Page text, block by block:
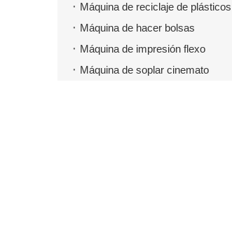
Máquina de reciclaje de plásticos
Máquina de hacer bolsas
Máquina de impresión flexo
Máquina de soplar cinemato